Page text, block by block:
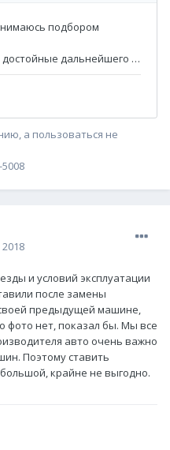
а пользоваться не
и условий эксплуатации
после замены
предыдущей машине,
фото нет, показал бы. Мы все
авто очень важно
Поэтому ставить
крайне не выгодно.